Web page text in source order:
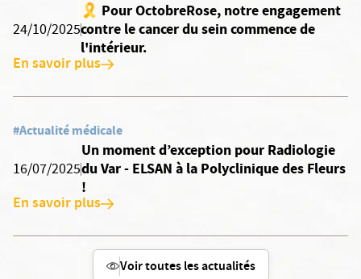
24/10/2025
🎗️ Pour OctobreRose, notre engagement
contre le cancer du sein commence de
l'intérieur.
En savoir plus
#Actualité médicale
16/07/2025
Un moment d’exception pour Radiologie
du Var - ELSAN à la Polyclinique des Fleurs
!
En savoir plus
Voir toutes les actualités